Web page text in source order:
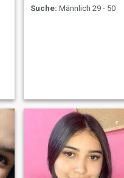
Suche: Männlich 29 - 50